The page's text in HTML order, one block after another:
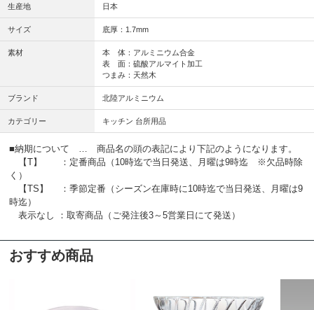
生産地 日本
サイズ 底厚：1.7mm
素材
本 体：アルミニウム合金
表 面：硫酸アルマイト加工
つまみ：天然木
ブランド 北陸アルミニウム
カテゴリー キッチン 台所用品
■納期について … 商品名の頭の表記により下記のようになります。
【T】 ：定番商品（10時迄で当日発送、月曜は9時迄 ※欠品時除
く）
【TS】 ：季節定番（シーズン在庫時に10時迄で当日発送、月曜は9
時迄）
表示なし ：取寄商品（ご発注後3～5営業日にて発送）
おすすめ商品